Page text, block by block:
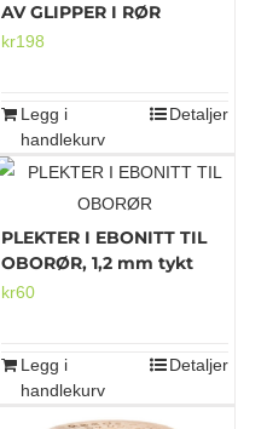
AV GLIPPER I RØR
kr198
Legg i
handlekurv
Detaljer
PLEKTER I EBONITT TIL
OBORØR, 1,2 mm tykt
kr60
Legg i
handlekurv
Detaljer